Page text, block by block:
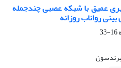
عمیق با شبکه عصبی چند‌جمله
16-33